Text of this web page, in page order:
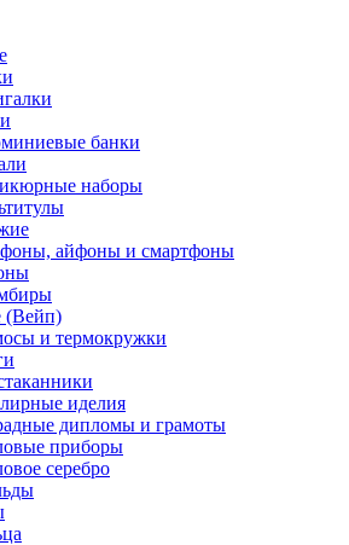
банки
наборы
айфоны и смартфоны
(Вейп)
и термокружки
иделия
дипломы и грамоты
приборы
серебро